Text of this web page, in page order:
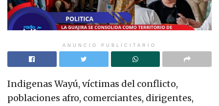
ANUNCIO PUBLICITARIO
Indigenas Wayú, víctimas del conflicto,
poblaciones afro, comerciantes, dirigentes,